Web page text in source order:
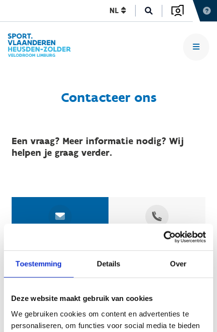
Toestemming Details Over
Deze website maakt gebruik van cookies
We gebruiken cookies om content en advertenties te
personaliseren, om functies voor social media te bieden
NL
Contacteer ons
Een vraag? Meer informatie nodig? Wij
helpen je graag verder.